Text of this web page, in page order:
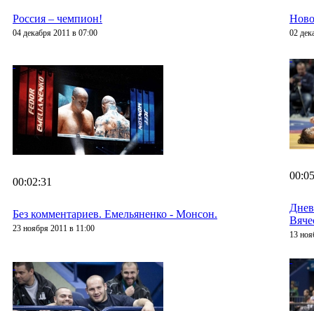
Россия – чемпион!
04 декабря 2011 в 07:00 02
00:02:31
Без комментариев. Емельяненко - Монсон.
23 ноября 2011 в 11:00
13